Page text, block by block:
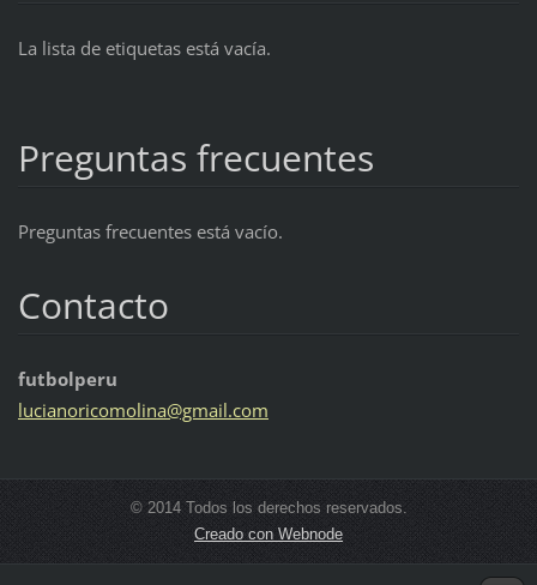
La lista de etiquetas está vacía.
Preguntas frecuentes
Preguntas frecuentes está vacío.
Contacto
futbolperu
lucianoricomolina@gmail.com
© 2014 Todos los derechos reservados.
Creado con Webnode